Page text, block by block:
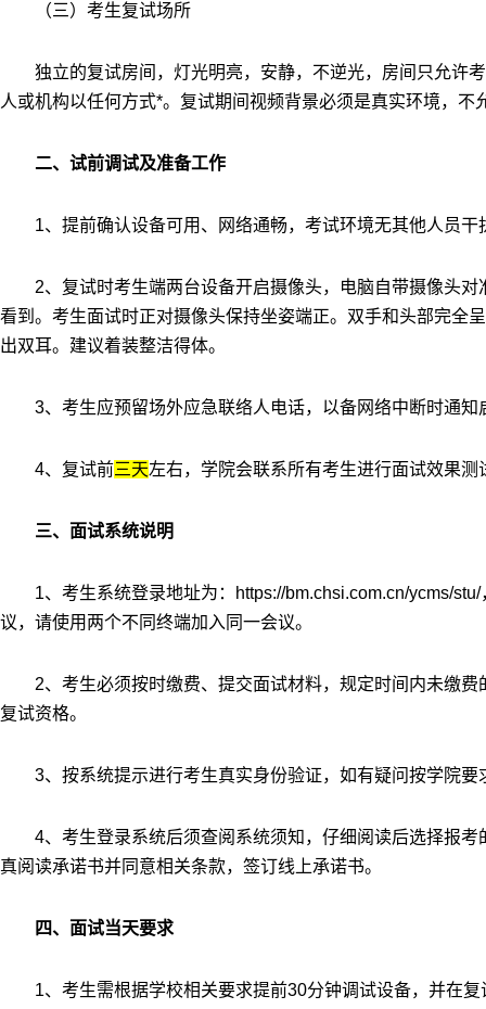
（三）考生复试场所
独立的复试房间，灯光明亮，安静，不逆光，房间只允许
人或机构以任何方式*。复试期间视频背景必须是真实环境，
二、试前调试及准备工作
1、提前确认设备可用、网络通畅，考试环境无其他人员
2、复试时考生端两台设备开启摄像头，电脑自带摄像头
看到。考生面试时正对摄像头保持坐姿端正。双手和头部完全
出双耳。建议着装整洁得体。
3、考生应预留场外应急联络人电话，以备网络中断时通知
4、复试前三天左右，学院会联系所有考生进行面试效果
三、面试系统说明
1、考生系统登录地址为： https://bm.chsi.com.cn/ycms/stu/
议，请使用两个不同终端加入同一会议。
2、考生必须按时缴费、提交面试材料，规定时间内未缴费
复试资格。
3、按系统提示进行考生真实身份验证，如有疑问按学院要
4、考生登录系统后须查阅系统须知，仔细阅读后选择报
真阅读承诺书并同意相关条款，签订线上承诺书。
四、面试当天要求
1、考生需根据学校相关要求提前30分钟调试设备，并在复